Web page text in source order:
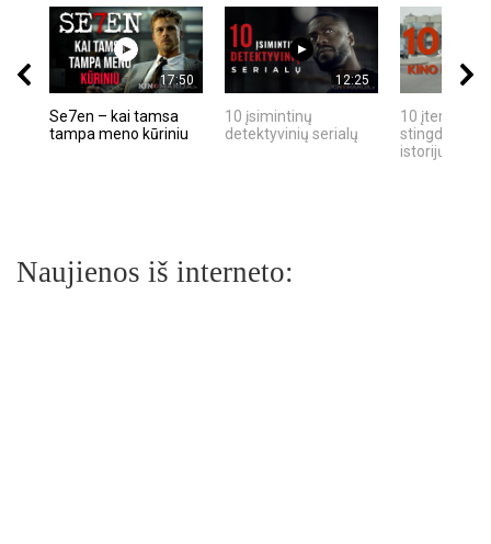
17:50
Se7en – kai tamsa
tampa meno kūriniu
12:25
10 įsimintinų
detektyvinių serialų
10 įtemptų,
stingdančių
istorijų
Naujienos iš interneto: